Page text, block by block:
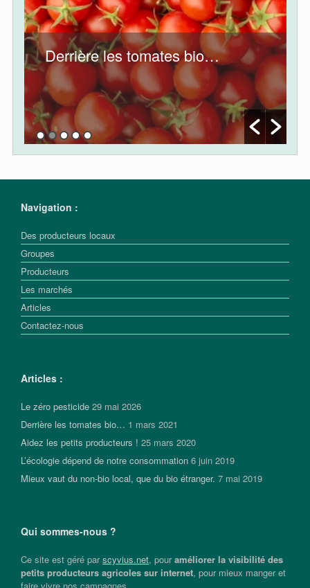
Derrière les tomates bio…
Navigation :
Des producteurs locaux
Groupes
Producteurs
Les marchés
Articles
Contactez-nous
Articles :
Le zéro pesticide 29 mai 2026
Derrière les tomates bio… 1 mars 2021
Aidez les petits producteurs ! 25 mars 2020
L’écologie dépend de notre consommation 6 juin 2019
Mieux vaut du non-bio local, que du bio étranger. 7 mai 2019
Qui sommes-nous ?
Ce site est géré parscyvius.net, pouraméliorer la visibilité des
petits producteurs agricoles sur internet, pour mieux manger et